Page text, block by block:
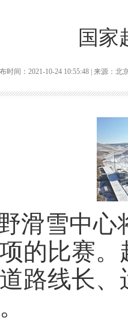
国家
时间：2021-10-24 10:55:48 | 来源：
滑雪中
的比赛
路线长